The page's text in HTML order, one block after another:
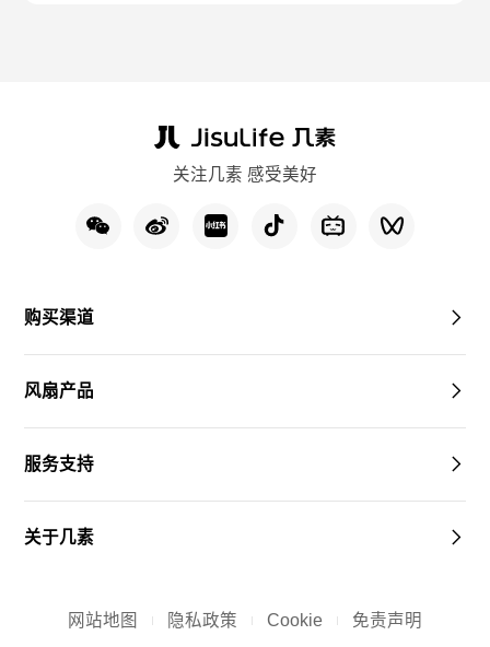
关注几素 感受美好
购买渠道
风扇产品
服务支持
关于几素
网站地图 隐私政策 Cookie 免责声明